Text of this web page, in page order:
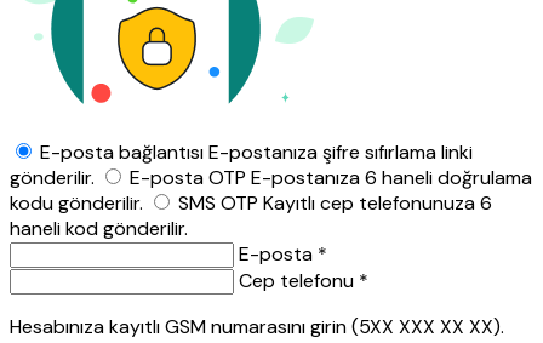
E-posta bağlantısıE-postanıza şifre sıfırlama linki
gönderilir.
E-posta OTP E-postanıza 6 haneli doğrulama
kodu gönderilir.
SMS OTP Kayıtlı cep telefonunuza 6
haneli kod gönderilir.
E-posta *
Cep telefonu *
Hesabınıza kayıtlı GSM numarasını girin (5XX XXX XX XX).